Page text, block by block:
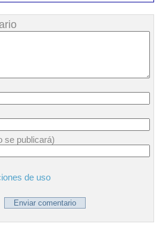
se publicará)
de uso